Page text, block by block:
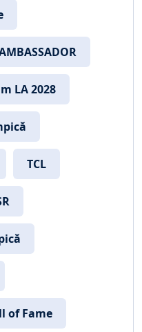
LA 2028
TCL
of Fame